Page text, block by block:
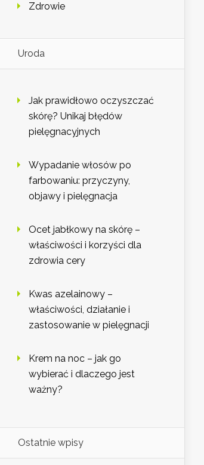
Zdrowie
Uroda
Jak prawidłowo oczyszczać
skórę? Unikaj błędów
pielęgnacyjnych
Wypadanie włosów po
farbowaniu: przyczyny,
objawy i pielęgnacja
Ocet jabłkowy na skórę –
właściwości i korzyści dla
zdrowia cery
Kwas azelainowy –
właściwości, działanie i
zastosowanie w pielęgnacji
Krem na noc – jak go
wybierać i dlaczego jest
ważny?
Ostatnie wpisy